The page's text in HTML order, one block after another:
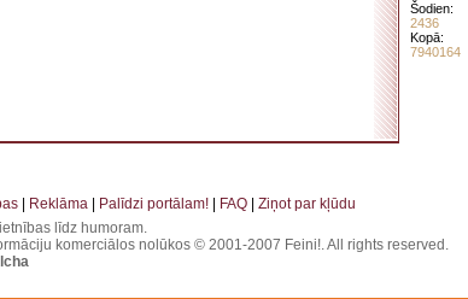
Šodien:
2436
Kopā:
7940164
Reklāma Palīdzi portālam! FAQ
Ziņot par kļūdu
līdz humoram.
komerciālos nolūkos © 2001-2007 Feini!. All rights reserved.